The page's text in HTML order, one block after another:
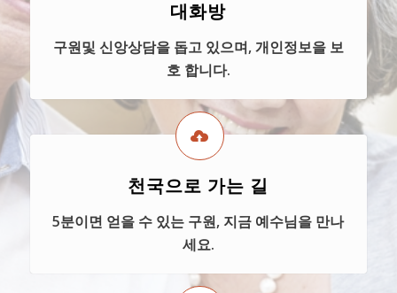
대화방
구원및 신앙상담을 돕고 있으며, 개인정보을 보
호 합니다.
천국으로 가는 길
5분이면 얻을 수 있는 구원, 지금 예수님을 만나
세요.